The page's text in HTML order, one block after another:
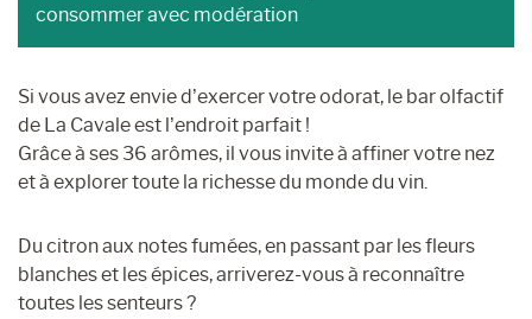
consommer avec modération
Si vous avez envie d’exercer votre odorat, le bar olfactif
de La Cavale est l’endroit parfait !
Grâce à ses 36 arômes, il vous invite à affiner votre nez
et à explorer toute la richesse du monde du vin.
Du citron aux notes fumées, en passant par les fleurs
blanches et les épices, arriverez-vous à reconnaître
toutes les senteurs ?